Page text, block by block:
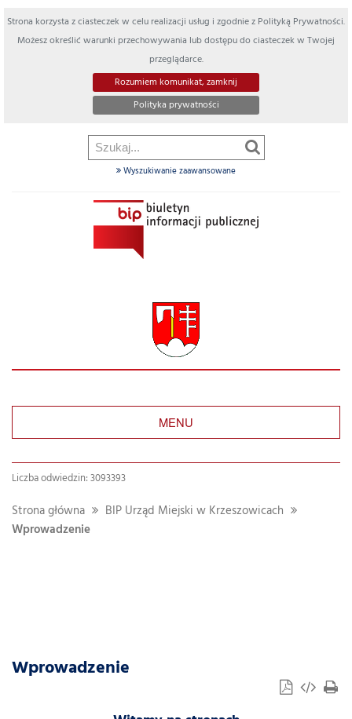
Strona korzysta z ciasteczek w celu realizacji usług i zgodnie z Polityką Prywatności.
Możesz określić warunki przechowywania lub dostępu do ciasteczek w Twojej
przeglądarce.
Rozumiem komunikat, zamknij
Polityka prywatności
Wyszukiwanie zaawansowane
MENU
Liczba odwiedzin: 3093393
Strona główna
BIP Urząd Miejski w Krzeszowicach
Wprowadzenie
Wprowadzenie